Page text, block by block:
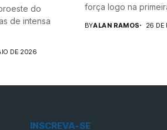
do
de intensa
DE 2026
força logo na
BYALAN RAMOS 26 DE
INSCREVA-SE